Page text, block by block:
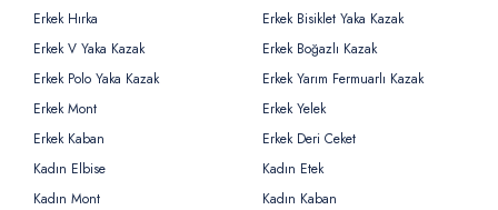
Erkek Hırka
Erkek Bisiklet Yaka Kazak
Erkek V Yaka Kazak
Erkek Boğazlı Kazak
Erkek Polo Yaka Kazak
Erkek Yarım Fermuarlı Kazak
Erkek Mont
Erkek Yelek
Erkek Kaban
Erkek Deri Ceket
Kadın Elbise
Kadın Etek
Kadın Mont
Kadın Kaban